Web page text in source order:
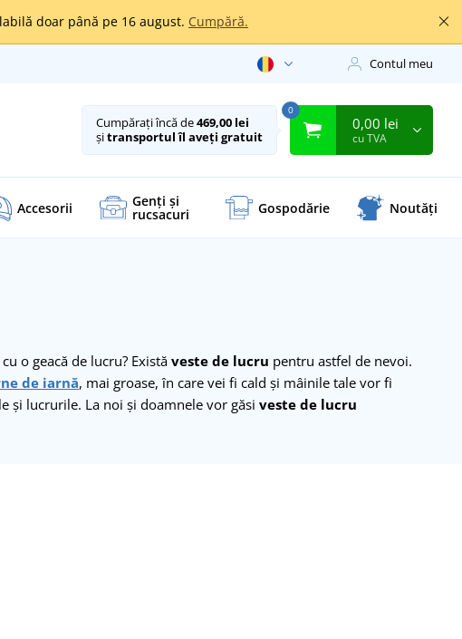
doar până pe 16 august. Cumpără.
Contul meu
Cumpărați încă de469,00 lei
șitransportul îl aveți gratuit
0
0,00 lei
cu TVA
Accesorii Genți și
rucsacuri Gospodărie Noutăți
o geacă de lucru? Existăveste de lucru pentru astfel de nevoi.
de iarnă, mai groase, în care vei fi cald și mâinile tale vor fi
și lucrurile. La noi și doamnele vor găsi veste de lucru